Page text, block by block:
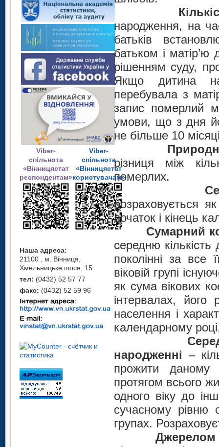
Viber-
спільнота
«Вінницястат
респондентам»
Viber-
спільнота
«Вінницястат
користувачам»
Наша адреса:
21100 , м. Вінниця,
Хмельницьке шосе, 15
тел: (0432) 52 57 77
факс: (0432) 52 59 96
народження, на
батьків
батьком і
рішенням суду,
Якщо дитина
перебувала з
запис померлий
умови, що з дня
не більше 10
різниця між
померлих.
розраховується
початок і кінець
Cумарний
середню
поколінні за все
віковій групі
як сума вікових
інтервалах, його
населення і
календарному
народженні –
прожити
протягом всього
одного віку до
сучасному рівню
групах.
Джерелом